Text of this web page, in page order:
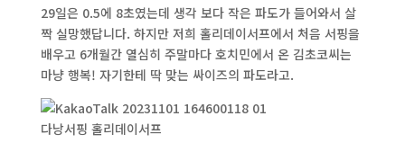
29일은 0.5에 8초였는데 생각 보다 작은 파도가 들어와서 살
짝 실망했답니다. 하지만 저희 홀리데이서프에서 처음 서핑을
배우고 6개월간 열심히 주말마다 호치민에서 온 김초코씨는
마냥 행복! 자기한테 딱 맞는 싸이즈의 파도라고.
다낭서핑 홀리데이서프